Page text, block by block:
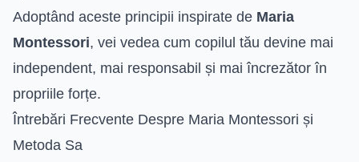
Adoptând aceste principii inspirate de Maria
Montessori, vei vedea cum copilul tău devine mai
independent, mai responsabil și mai încrezător în
propriile forțe.
Întrebări Frecvente Despre Maria Montessori și
Metoda Sa